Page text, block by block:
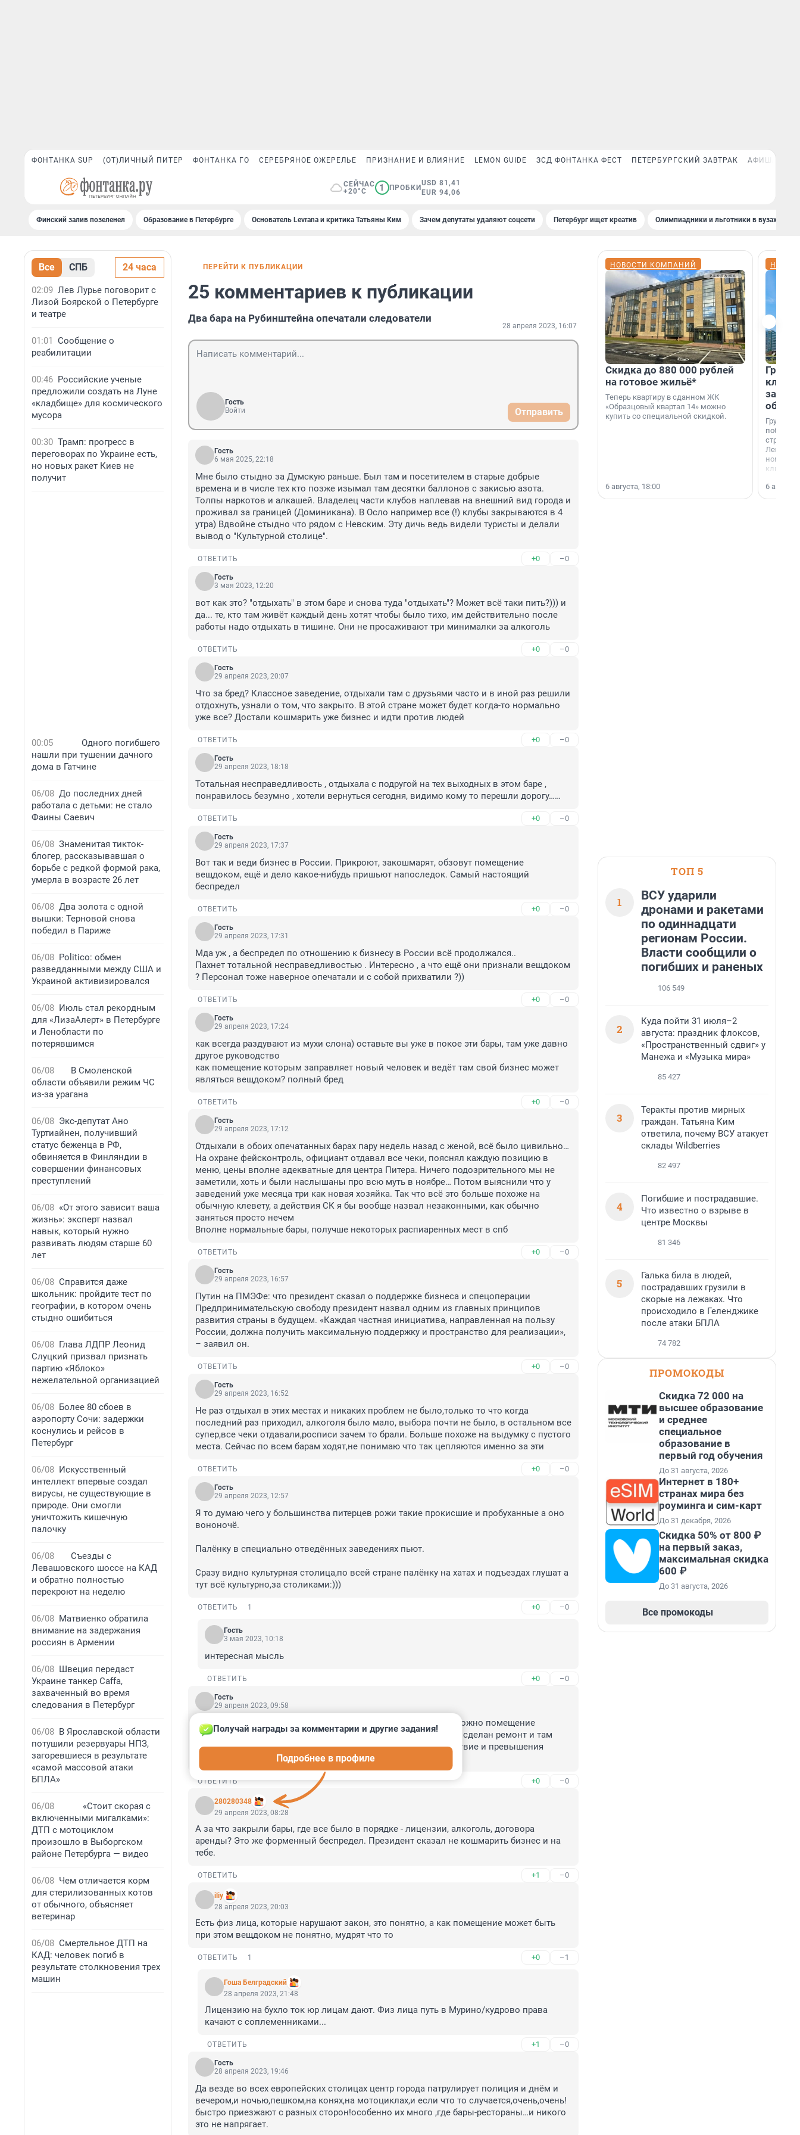
ФОНТАНКА SUP (ОТ)ЛИЧНЫЙ ПИТЕР ФОНТАНКА ГО СЕРЕБРЯНОЕ ОЖЕРЕЛЬЕ ПРИЗНАНИЕ И ВЛИЯНИЕ LEMON GUIDE ЗСД ФОНТАНКА ФЕСТ ПЕТЕРБУРГСКИЙ ЗАВТРАК АФИША PLUS
СЕЙЧАС
+20°C
1 ПРОБКИ
USD 81,41
EUR 94,06
Финский залив позеленел Образование в Петербурге Основатель Levrana и критика Татьяны Ким Зачем депутаты удаляют соцсети Петербург ищет креатив Олимпиадники и льготники в вузах СПб
Все СПБ 24 часа
02:09 Лев Лурье поговорит с
Лизой Боярской о Петербурге
и театре
01:01 Сообщение о
реабилитации
00:46 Российские ученые
предложили создать на Луне
«кладбище» для космического
мусора
00:30 Трамп: прогресс в
переговорах по Украине есть,
но новых ракет Киев не
получит
00:05
Одного погибшего
нашли при тушении дачного
дома в Гатчине
06/08 До последних дней
работала с детьми: не стало
Фаины Саевич
06/08 Знаменитая тикток-
блогер, рассказывавшая о
борьбе с редкой формой рака,
умерла в возрасте 26 лет
06/08 Два золота с одной
вышки: Терновой снова
победил в Париже
06/08 Politico: обмен
разведданными между США и
Украиной активизировался
06/08 Июль стал рекордным
для «ЛизаАлерт» в Петербурге
и Ленобласти по
потерявшимся
06/08
В Смоленской
области объявили режим ЧС
из-за урагана
06/08 Экс-депутат Ано
Туртиайнен, получивший
статус беженца в РФ,
обвиняется в Финляндии в
совершении финансовых
преступлений
06/08 «От этого зависит ваша
жизнь»: эксперт назвал
навык, который нужно
развивать людям старше 60
лет
06/08 Справится даже
школьник: пройдите тест по
географии, в котором очень
стыдно ошибиться
06/08 Глава ЛДПР Леонид
Слуцкий призвал признать
партию «Яблоко»
нежелательной организацией
06/08 Более 80 сбоев в
аэропорту Сочи: задержки
коснулись и рейсов в
Петербург
06/08 Искусственный
интеллект впервые создал
вирусы, не существующие в
природе. Они смогли
уничтожить кишечную
палочку
06/08
Съезды с
Левашовского шоссе на КАД
и обратно полностью
перекроют на неделю
06/08 Матвиенко обратила
внимание на задержания
россиян в Армении
06/08 Швеция передаст
Украине танкер Caffa,
захваченный во время
следования в Петербург
06/08 В Ярославской области
потушили резервуары НПЗ,
загоревшиеся в результате
«самой массовой атаки
БПЛА»
06/08
«Стоит скорая с
включенными мигалками»:
ДТП с мотоциклом
произошло в Выборгском
районе Петербурга — видео
06/08 Чем отличается корм
для стерилизованных котов
от обычного, объясняет
ветеринар
06/08 Смертельное ДТП на
КАД: человек погиб в
результате столкновения трех
машин
ПЕРЕЙТИ К ПУБЛИКАЦИИ
25 комментариев к публикации
Два бара на Рубинштейна опечатали следователи
28 апреля 2023, 16:07
Гость
Войти
Отправить
Гость
6 мая 2025, 22:18
Мне было стыдно за Думскую раньше. Был там и посетителем в старые добрые
времена и в числе тех кто позже изымал там десятки баллонов с закисью азота.
Толпы наркотов и алкашей. Владелец части клубов наплевав на внешний вид города и
проживал за границей (Доминикана). В Осло например все (!) клубы закрываются в 4
утра) Вдвойне стыдно что рядом с Невским. Эту дичь ведь видели туристы и делали
вывод о "Культурной столице".
ОТВЕТИТЬ +0 –0
Гость
3 мая 2023, 12:20
вот как это? "отдыхать" в этом баре и снова туда "отдыхать"? Может всё таки пить?))) и
да... те, кто там живёт каждый день хотят чтобы было тихо, им действительно после
работы надо отдыхать в тишине. Они не просаживают три минималки за алкоголь
ОТВЕТИТЬ +0 –0
Гость
29 апреля 2023, 20:07
Что за бред? Классное заведение, отдыхали там с друзьями часто и в иной раз решили
отдохнуть, узнали о том, что закрыто. В этой стране может будет когда-то нормально
уже все? Достали кошмарить уже бизнес и идти против людей
ОТВЕТИТЬ +0 –0
Гость
29 апреля 2023, 18:18
Тотальная несправедливость , отдыхала с подругой на тех выходных в этом баре ,
понравилось безумно , хотели вернуться сегодня, видимо кому то перешли дорогу……
ОТВЕТИТЬ +0 –0
Гость
29 апреля 2023, 17:37
Вот так и веди бизнес в России. Прикроют, закошмарят, обзовут помещение
вещдоком, ещё и дело какое-нибудь пришьют напоследок. Самый настоящий
беспредел
ОТВЕТИТЬ +0 –0
Гость
29 апреля 2023, 17:31
Мда уж , а беспредел по отношению к бизнесу в России всё продолжался..
Пахнет тотальной несправедливостью . Интересно , а что ещё они признали вещдоком
? Персонал тоже наверное опечатали и с собой прихватили ?))
ОТВЕТИТЬ +0 –0
Гость
29 апреля 2023, 17:24
как всегда раздувают из мухи слона) оставьте вы уже в покое эти бары, там уже давно
другое руководство
как помещение которым заправляет новый человек и ведёт там свой бизнес может
являться вещдоком? полный бред
ОТВЕТИТЬ +0 –0
Гость
29 апреля 2023, 17:12
Отдыхали в обоих опечатанных барах пару недель назад с женой, всё было цивильно…
На охране фейсконтроль, официант отдавал все чеки, пояснял каждую позицию в
меню, цены вполне адекватные для центра Питера. Ничего подозрительного мы не
заметили, хоть и были наслышаны про всю муть в ноябре… Потом выяснили что у
заведений уже месяца три как новая хозяйка. Так что всё это больше похоже на
обычную клевету, а действия СК я бы вообще назвал незаконными, как обычно
заняться просто нечем
Вполне нормальные бары, получше некоторых распиаренных мест в спб
ОТВЕТИТЬ +0 –0
Гость
29 апреля 2023, 16:57
Путин на ПМЭФе: что президент сказал о поддержке бизнеса и спецоперации
Предпринимательскую свободу президент назвал одним из главных принципов
развития страны в будущем. «Каждая частная инициатива, направленная на пользу
России, должна получить максимальную поддержку и пространство для реализации»,
– заявил он.
ОТВЕТИТЬ +0 –0
Гость
29 апреля 2023, 16:52
Не раз отдыхал в этих местах и никаких проблем не было,только то что когда
последний раз приходил, алкоголя было мало, выбора почти не было, в остальном все
супер,все чеки отдавали,росписи зачем то брали. Больше похоже на выдумку с пустого
места. Сейчас по всем барам ходят,не понимаю что так цепляются именно за эти
ОТВЕТИТЬ +0 –0
Гость
29 апреля 2023, 12:57
Я то думаю чего у большинства питерцев рожи такие прокисшие и пробуханные а оно
вононочё.
Палёнку в специально отведённых заведениях пьют.
Сразу видно культурная столица,по всей стране палёнку на хатах и подъездах глушат а
тут всё культурно,за столиками:)))
ОТВЕТИТЬ 1 +0 –0
Гость
3 мая 2023, 10:18
интересная мысль
ОТВЕТИТЬ +0 –0
Гость
29 апреля 2023, 09:58
Фонтана вечно раздувает недостоверную информацию, как можно помещение
признать вещь диком по истечению такого срока, и когда уже сделан ремонт и там
давно новые арендаторы. По мне так тут полное не соответствие и превышения
полномочия СК, и грубое нарушение, так ещё и клевета!
ОТВЕТИТЬ +0 –0
280280348
Получай награды за комментарии и другие задания!
Подробнее в профиле
29 апреля 2023, 08:28
А за что закрыли бары, где все было в порядке - лицензии, алкоголь, договора
аренды? Это же форменный беспредел. Президент сказал не кошмарить бизнес и на
тебе.
ОТВЕТИТЬ +1 –0
iliy
28 апреля 2023, 20:03
Есть физ лица, которые нарушают закон, это понятно, а как помещение может быть
при этом вещдоком не понятно, мудрят что то
ОТВЕТИТЬ 1 +0 –1
Гоша Белградский
28 апреля 2023, 21:48
Лицензию на бухло ток юр лицам дают. Физ лица путь в Мурино/кудрово права
качают с соплеменниками...
ОТВЕТИТЬ +1 –0
Гость
28 апреля 2023, 19:46
Да везде во всех европейских столицах центр города патрулирует полиция и днём и
вечером,и ночью,пешком,на конях,на мотоциклах,и если что то случается,очень,очень!
быстро приезжают с разных сторон!особенно их много ,где бары-рестораны…и никого
это не напрягает.
НОВОСТИ КОМПАНИЙ
Скидка до 880 000 рублей
на готовое жильё*
Теперь квартиру в сданном ЖК
«Образцовый квартал 14» можно
купить со специальной скидкой.
6 августа, 18:00
Группа
области».
6
ТОП 5
1
ВСУ ударили
дронами и ракетами
по одиннадцати
регионам России.
Власти сообщили о
погибших и раненых
106 549
2
Куда пойти 31 июля–2
августа: праздник флоксов,
«Пространственный сдвиг» у
Манежа и «Музыка мира»
85 427
3
Теракты против мирных
граждан. Татьяна Ким
ответила, почему ВСУ атакует
склады Wildberries
82 497
4
Погибшие и пострадавшие.
Что известно о взрыве в
центре Москвы
81 346
5
Галька била в людей,
пострадавших грузили в
скорые на лежаках. Что
происходило в Геленджике
после атаки БПЛА
74 782
ПРОМОКОДЫ
Скидка 72 000 на
высшее образование
и среднее
специальное
образование в
первый год обучения
До 31 августа, 2026
Интернет в 180+
странах мира без
роуминга и сим-карт
До 31 декабря, 2026
Скидка 50% от 800 ₽
на первый заказ,
максимальная скидка
600 ₽
До 31 августа, 2026
Все промокоды